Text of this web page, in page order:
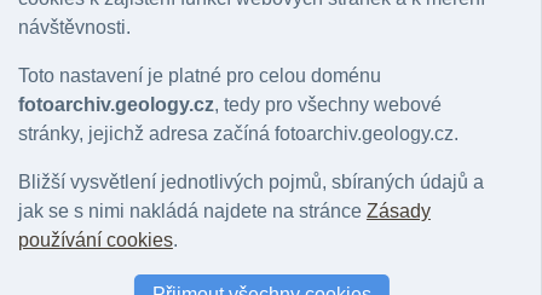
Kamenec
Hrušovany u Brna Hrušovany u Brna
návštěvnosti.
Toto nastavení je platné pro celou doménu
fotoarchiv.geology.cz, tedy pro všechny webové
stránky, jejichž adresa začíná fotoarchiv.geology.cz.
Bližší vysvětlení jednotlivých pojmů, sbíraných údajů a
jak se s nimi nakládá najdete na stránce Zásady
používání cookies.